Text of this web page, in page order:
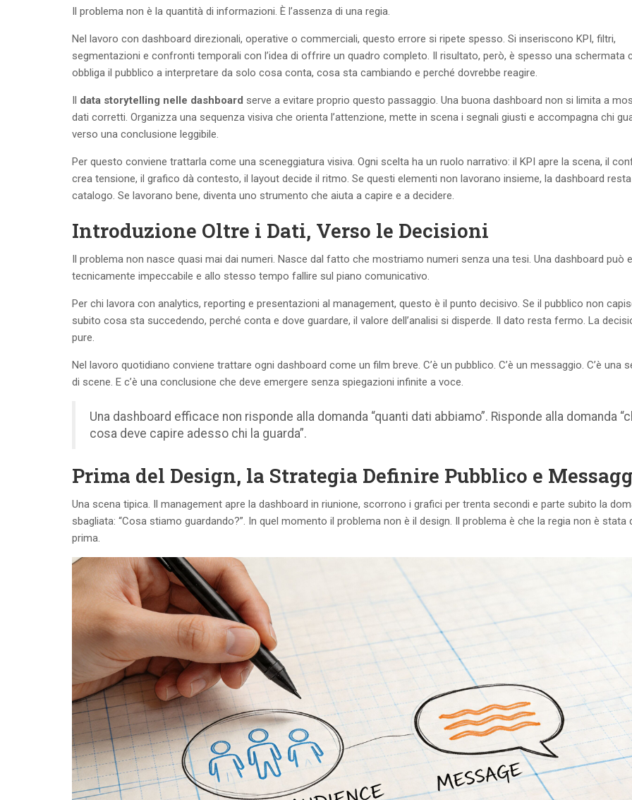
Il problema non è la quantità di informazioni. È l’assenza di una regia.
Nel lavoro con dashboard direzionali, operative o commerciali, questo errore si ripete spesso. Si inseriscono KPI, filtri,
segmentazioni e confronti temporali con l’idea di offrire un quadro completo. Il risultato, però, è spesso una schermata
obbliga il pubblico a interpretare da solo cosa conta, cosa sta cambiando e perché dovrebbe reagire.
Il data storytelling nelle dashboard serve a evitare proprio questo passaggio. Una buona dashboard non si limita a
dati corretti. Organizza una sequenza visiva che orienta l’attenzione, mette in scena i segnali giusti e accompagna chi
verso una conclusione leggibile.
Per questo conviene trattarla come una sceneggiatura visiva. Ogni scelta ha un ruolo narrativo: il KPI apre la scena, il
crea tensione, il grafico dà contesto, il layout decide il ritmo. Se questi elementi non lavorano insieme, la dashboard
catalogo. Se lavorano bene, diventa uno strumento che aiuta a capire e a decidere.
Introduzione Oltre i Dati, Verso le Decisioni
Il problema non nasce quasi mai dai numeri. Nasce dal fatto che mostriamo numeri senza una tesi. Una dashboard può
tecnicamente impeccabile e allo stesso tempo fallire sul piano comunicativo.
Per chi lavora con analytics, reporting e presentazioni al management, questo è il punto decisivo. Se il pubblico non
subito cosa sta succedendo, perché conta e dove guardare, il valore dell’analisi si disperde. Il dato resta fermo. La
pure.
Nel lavoro quotidiano conviene trattare ogni dashboard come un film breve. C’è un pubblico. C’è un messaggio. C’è una
di scene. E c’è una conclusione che deve emergere senza spiegazioni infinite a voce.
Una dashboard efficace non risponde alla domanda “quanti dati abbiamo”. Risponde alla domanda
cosa deve capire adesso chi la guarda”.
Prima del Design, la Strategia Definire Pubblico e
Una scena tipica. Il management apre la dashboard in riunione, scorrono i grafici per trenta secondi e parte subito la
sbagliata: “Cosa stiamo guardando?”. In quel momento il problema non è il design. Il problema è che la regia non è stata
prima.